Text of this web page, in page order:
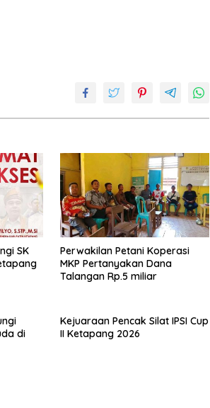
SK
Perwakilan Petani Koperasi
MKP Pertanyakan Dana
Talangan Rp.5 miliar
di
Kejuaraan Pencak Silat IPSI Cup
II Ketapang 2026